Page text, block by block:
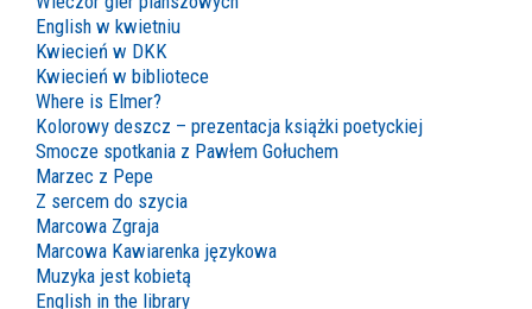
English w kwietniu
Kwiecień w DKK
Kwiecień w bibliotece
Where is Elmer?
Kolorowy deszcz – prezentacja książki poetyckiej
Smocze spotkania z Pawłem Gołuchem
Marzec z Pepe
Z sercem do szycia
Marcowa Zgraja
Marcowa Kawiarenka językowa
Muzyka jest kobietą
English in the library